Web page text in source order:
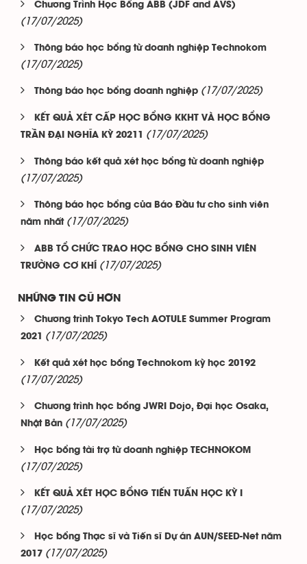
Chương Trình Học Bổng ABB (JDF and AVS)
(17/07/2025)
Thông báo học bổng từ doanh nghiệp Technokom
(17/07/2025)
Thông báo học bổng doanh nghiệp (17/07/2025)
KẾT QUẢ XÉT CẤP HỌC BỔNG KKHT VÀ HỌC BỔNG
TRẦN ĐẠI NGHĨA KỲ 20211
(17/07/2025)
Thông báo kết quả xét học bổng từ doanh nghiệp
(17/07/2025)
Thông báo học bổng của Báo Đầu tư cho sinh viên
năm nhất (17/07/2025)
ABB TỔ CHỨC TRAO HỌC BỔNG CHO SINH VIÊN
TRƯỜNG CƠ KHÍ
(17/07/2025)
NHỮNG TIN CŨ HƠN
Chương trình Tokyo Tech AOTULE Summer Program
2021
(17/07/2025)
Kết quả xét học bổng Technokom kỳ học 20192
(17/07/2025)
Chương trình học bổng JWRI Dojo, Đại học Osaka,
Nhật Bản (17/07/2025)
Học bổng tài trợ từ doanh nghiệp TECHNOKOM
(17/07/2025)
KẾT QUẢ XÉT HỌC BỔNG TIẾN TUẤN HỌC KỲ I
(17/07/2025)
Học bổng Thạc sĩ và Tiến sĩ Dự án AUN/SEED-Net năm
2017 (17/07/2025)